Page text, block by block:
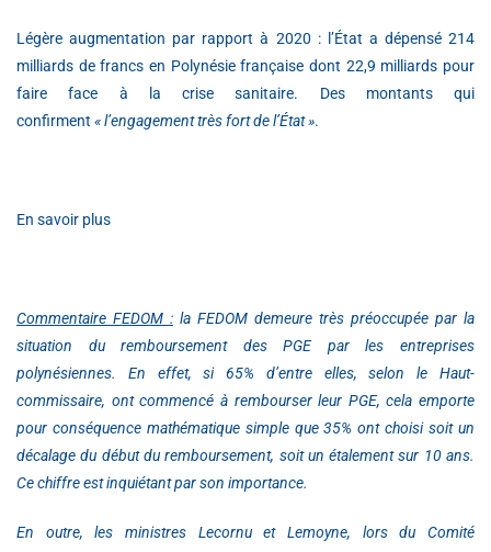
Légère augmentation par rapport à 2020 : l’État a dépensé 214
milliards de francs en Polynésie française dont 22,9 milliards pour
faire face à la crise sanitaire. Des montants qui
confirment « l’engagement très fort de l’État ».
En savoir plus
Commentaire FEDOM : la FEDOM demeure très préoccupée par la
situation du remboursement des PGE par les entreprises
polynésiennes. En effet, si 65% d’entre elles, selon le Haut-
commissaire, ont commencé à rembourser leur PGE, cela emporte
pour conséquence mathématique simple que 35% ont choisi soit un
décalage du début du remboursement, soit un étalement sur 10 ans.
Ce chiffre est inquiétant par son importance.
En outre, les ministres Lecornu et Lemoyne, lors du Comité